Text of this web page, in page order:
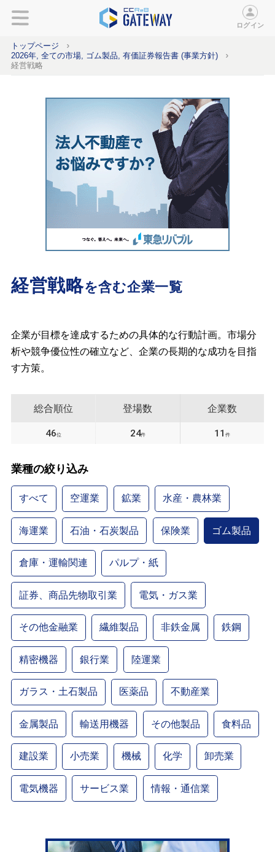
ログイン
トップページ
2026年, 全ての市場, ゴム製品, 有価証券報告書 (事業方針)
経営戦略
経営戦略を含む企業一覧
企業が目標を達成するための具体的な行動計画。市場分
析や競争優位性の確立など、企業の長期的な成功を目指
す方策。
総合順位
46位
登場数
24件
企業数
11 件
業種の絞り込み
すべて 空運業 鉱業 水産・農林業
海運業 石油・石炭製品 保険業 ゴム製品
倉庫・運輸関連 パルプ・紙
証券、商品先物取引業 電気・ガス業
その他金融業 繊維製品 非鉄金属 鉄鋼
精密機器 銀行業 陸運業
ガラス・土石製品 医薬品 不動産業
金属製品 輸送用機器 その他製品 食料品
建設業 小売業 機械 化学 卸売業
電気機器 サービス業 情報・通信業